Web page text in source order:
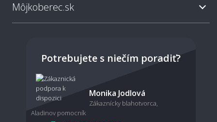
Môjkoberec.sk
Potrebujete s niečím poradiť?
Monika Jodlová
Zákaznícky blahotvorca,
Aladinov pomocník